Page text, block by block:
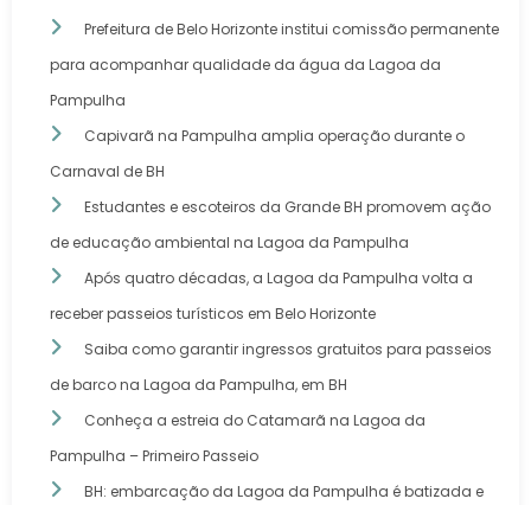
Prefeitura de Belo Horizonte institui comissão permanente
para acompanhar qualidade da água da Lagoa da
Pampulha
Capivarã na Pampulha amplia operação durante o
Carnaval de BH
Estudantes e escoteiros da Grande BH promovem ação
de educação ambiental na Lagoa da Pampulha
Após quatro décadas, a Lagoa da Pampulha volta a
receber passeios turísticos em Belo Horizonte
Saiba como garantir ingressos gratuitos para passeios
de barco na Lagoa da Pampulha, em BH
Conheça a estreia do Catamarã na Lagoa da
Pampulha – Primeiro Passeio
BH: embarcação da Lagoa da Pampulha é batizada e